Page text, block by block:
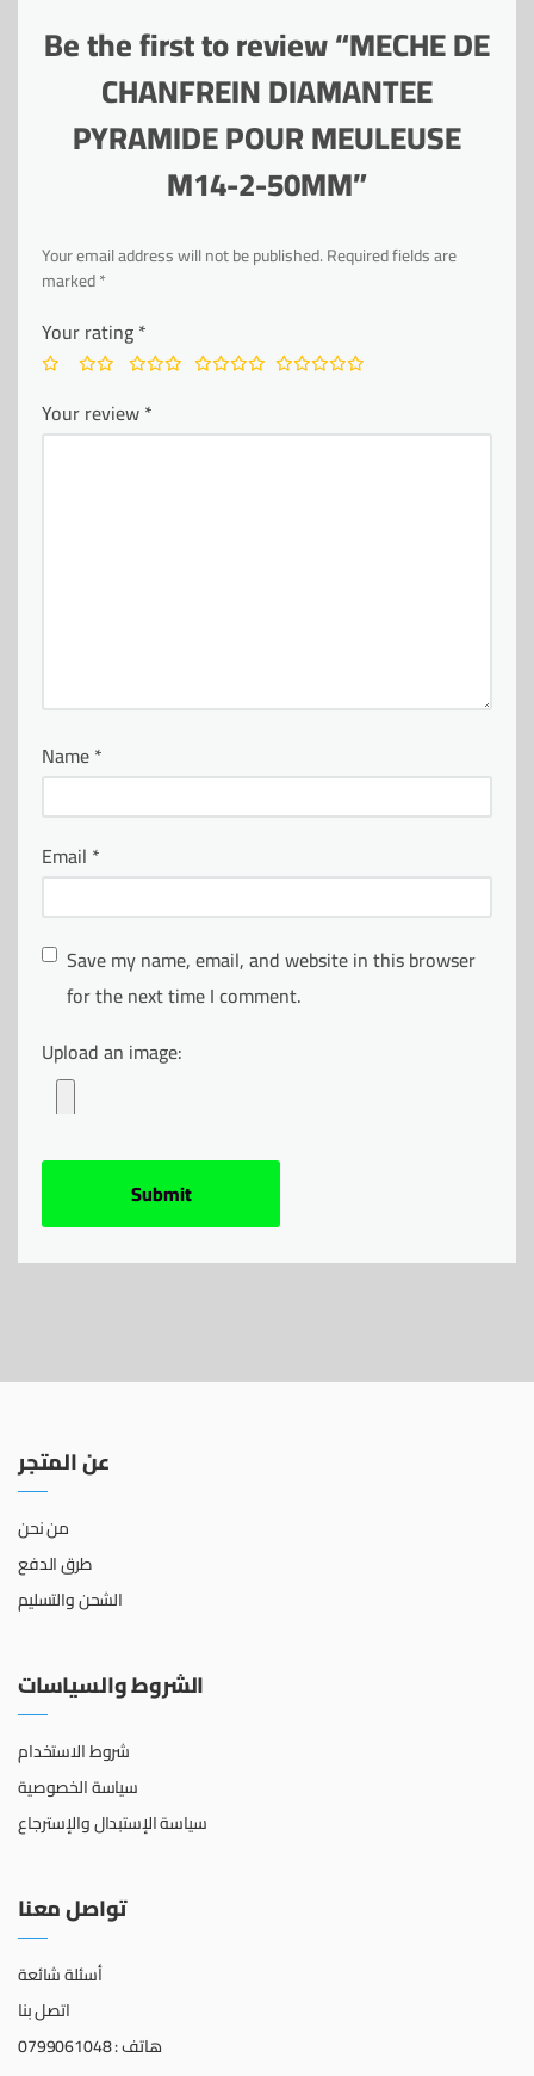
Be the first to review “MECHE DE
CHANFREIN DIAMANTEE
PYRAMIDE POUR MEULEUSE
M14-2-50MM”
Your email address will not be published.Required fields are
marked*
Your rating*
Your review*
Name*
Email *
Save my name, email, and website in this browser
for the next time I comment.
Upload an image:
عن المتجر
من نحن
طرق الدفع
الشحن والتسليم
الشروط والسياسات
شروط الاستخدام
سياسة الخصوصية
سياسة الإستبدال والإسترجاع
تواصل معنا
أسئلة شائعة
اتصل بنا
هاتف : 0799061048